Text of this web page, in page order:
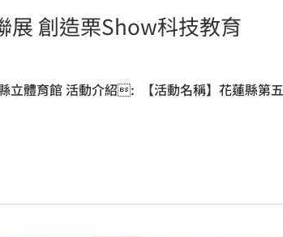
展 創造栗Show科技教育
立體育館 活動介紹: 【活動名稱】花蓮縣第五